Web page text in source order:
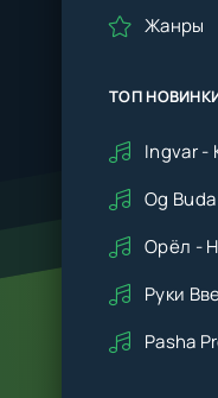
Жанры
ТОП
Орёл -